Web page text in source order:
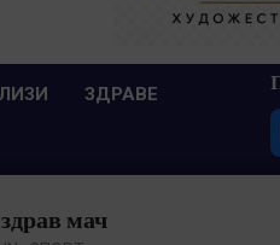
ЗДРАВЕ
мач